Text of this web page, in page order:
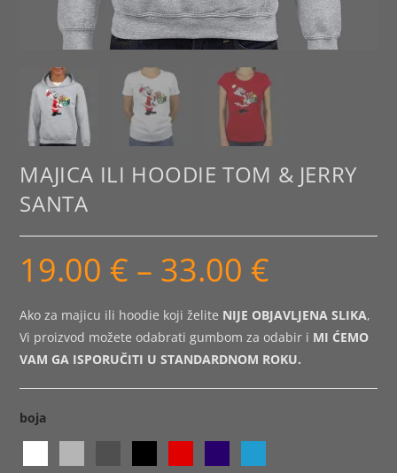
MAJICA ILI HOODIE TOM & JERRY
SANTA
19.00 € – 33.00 €
do
33.00 €
Ako za majicu ili hoodie koji želite NIJE OBJAVLJENA SLIKA,
Vi proizvod možete odabrati gumbom za odabir i MI ĆEMO
VAM GA ISPORUČITI U STANDARDNOM ROKU.
boja